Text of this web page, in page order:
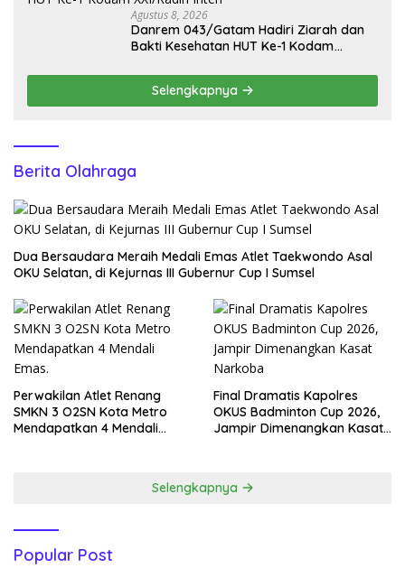
Agustus 8, 2026
Danrem 043/Gatam Hadiri Ziarah dan
Bakti Kesehatan HUT Ke-1 Kodam
Selengkapnya
Berita Olahraga
Dua Bersaudara Meraih Medali Emas Atlet Taekwondo Asal
OKU Selatan, di Kejurnas III Gubernur Cup I Sumsel
Perwakilan Atlet Renang
SMKN 3 O2SN Kota Metro
Mendapatkan 4 Mendali
Final Dramatis Kapolres
OKUS Badminton Cup 2026,
Jampir Dimenangkan Kasat
Selengkapnya
Popular Post